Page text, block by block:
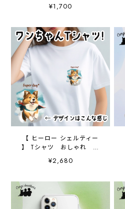
ッド 犬 ペット うちの
子 プレゼント ギフト
¥1,700
【 ヒーロー シェルティー
】 Tシャツ おしゃれ か
わいい 犬 ペット うち
の子 プレゼント ギフト
¥2,680